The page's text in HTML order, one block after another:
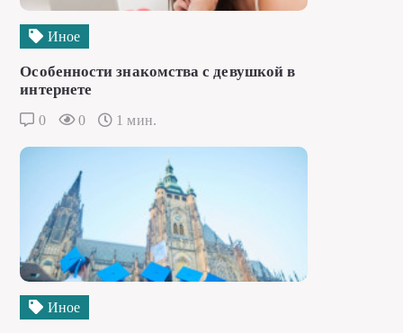
Иное
Особенности знакомства с девушкой в
интернете
0 0 1 мин.
Иное